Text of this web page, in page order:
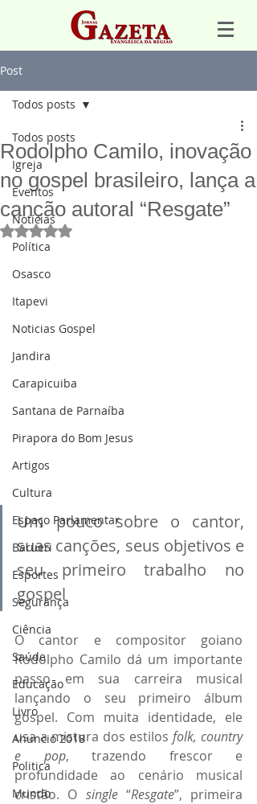
Post
Todos posts
Igreja
Eventos
Notícias
Política
Osasco
Itapevi
Noticias Gospel
Jandira
Carapicuiba
Santana de Parnaíba
Pirapora do Bom Jesus
Artigos
Cultura
Espaço Parlamentar
Barueri
Esportes
Segurança
Ciência
Saúde
Educação
Livro
Anuncio 2018
Politica
Mundo
Todos posts
Rodolpho Camilo, inovação
no gospel brasileiro, lança a
canção autoral “Resgate”
Avaliado com NaN de 5 estrelas.
Um pouco sobre o cantor,
suas canções, seus objetivos e
seu primeiro trabalho no
gospel
O cantor e compositor goiano
Rodolpho Camilo dá um importante
passo em sua carreira musical
lançando o seu primeiro álbum
gospel. Com muita identidade, ele
usa a mistura dos estilos folk, country
e pop, trazendo frescor e
profundidade ao cenário musical
cristão. O single “Resgate”, primeira